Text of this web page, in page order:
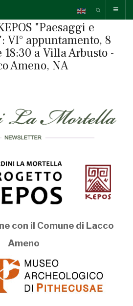
"Paesaggi e
VI° appuntamento, 8
18:30 a Villa Arbusto -
Ameno, NA
con il Comune di Lacco
Ameno